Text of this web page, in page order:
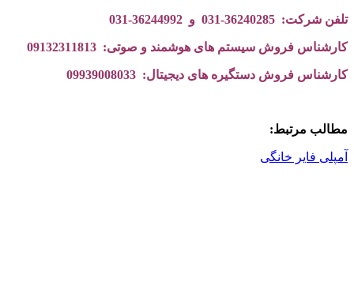
تلفن شرکت: 36240285-031 و 36244992-031
کارشناس فروش سیستم های هوشمند و صوتی: 09132311813
کارشناس فروش دستگیره های دیجیتال: 09939008033
مطالب مرتبط:
آمپلی فایر خانگی